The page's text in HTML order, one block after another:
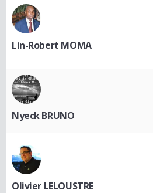
Lin-Robert MOMA
Nyeck BRUNO
Olivier LELOUSTRE